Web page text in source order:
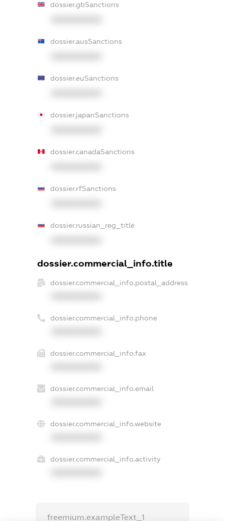
dossier.gbSanctions
dossier.ausSanctions
dossier.euSanctions
dossier.japanSanctions
dossier.canadaSanctions
dossier.rfSanctions
dossier.russian_reg_title
dossier.commercial_info.title
dossier.commercial_info.postal_address
dossier.commercial_info.phone
dossier.commercial_info.fax
dossier.commercial_info.email
dossier.commercial_info.website
dossier.commercial_info.activity
freemium.exampleText_1